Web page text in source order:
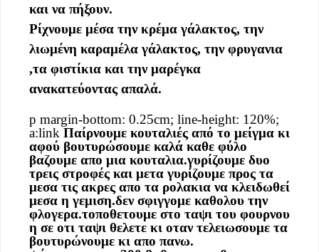
και να πήξουν.
Ρίχνουμε μέσα την κρέμα γάλακτος, την
λιωμένη καραμέλα γάλακτος, την φρυγανια
,τα φιστίκια και την μαρέγκα
ανακατεύοντας απαλά.
p margin-bottom: 0.25cm; line-height: 120%;
a:link Παίρνουμε κουταλιές από το μείγμα κι
αφού βουτυρώσουμε καλά καθε φύλο
βαζουμε απο μια κουταλια.γυρίζουμε δυο
τρεις στροφές και μετα γυρίζουμε προς τα
μεσα τις ακρες απο τα ρολακια να κλειδωθεί
μεσα η γεμιση.δεν σφιγγομε καθολου την
φλογερα.τοποθετουμε στο ταψι του φουρνου
η σε οτι ταψι θελετε κι οταν τελειωσουμε τα
βουτυρώνουμε κι απο πανω.